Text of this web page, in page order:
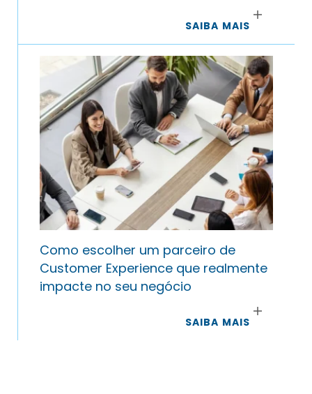
SAIBA MAIS
Como escolher um parceiro de
Customer Experience que realmente
impacte no seu negócio
SAIBA MAIS